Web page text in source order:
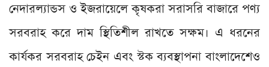
নেদারল্যান্ডস ও ইজরায়েলে কৃষকরা সরাসরি বাজারে পণ্য
সরবরাহ করে দাম স্থিতিশীল রাখতে সক্ষম। এ ধরনের
কার্যকর সরবরাহ চেইন এবং স্টক ব্যবস্থাপনা বাংলাদেশেও